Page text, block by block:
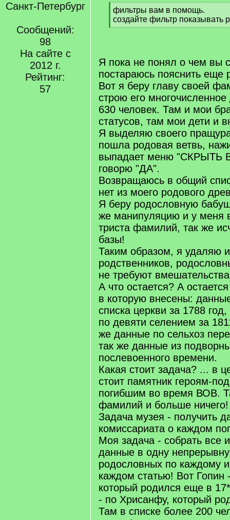
Санкт-Петербург
Сообщений:
98
На сайте с
2012 г.
Рейтинг:
57
[
q
]
фильтры вам в помощь.
создайте фильтр показывать
[
Я пока не понял о чем вы
постараюсь пояснить еще
Вот я беру главу своей
строю его
630 человек. Там и мои
статусов, там мои дети и
Я выделяю своего
пошла родовая ветвь,
выпадает меню "СКРЫТЬ
говорю "ДА".
Возвращаюсь в общий
нет из моего родового
Я беру родословную
же манипуляцию и у меня
триста фамилий, так же
базы!
Таким образом, я удаляю
родственников,
не требуют
А что остается? А
в которую внесены:
списка церкви за 1788 год,
по девяти селением за
же данные по сельхоз
так же данные из
послевоенного времени.
Какая стоит задача? ... в
стоит памятник героям-
погибшим во время ВОВ.
фамилий и больше ничего!
Задача музея - получить
комиссариата о каждом
Моя задача - собрать все
данные в одну
родословных по каждому
каждом статью! Вот Гопин
который родился еще в
- по Хрисанфу, который
Там в списке более 200